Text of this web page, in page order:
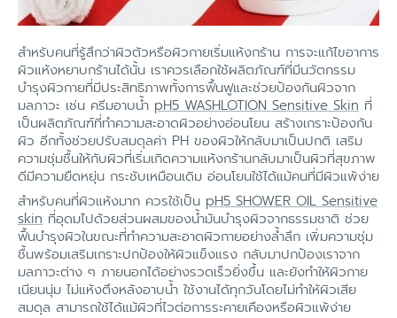
สำหรับคนที่รู้สึกว่าผิวตัวหรือผิวกายเริ่มแห้งกร้าน การจะแก้ไขอาการ
ผิวแห้งหยาบกร้านได้นั้น เราควรเลือกใช้ผลิตภัณฑ์ที่มีนวัตกรรม
บำรุงผิวกายที่มีประสิทธิภาพทั้งการฟื้นฟูและช่วยป้องกันผิวจาก
มลภาวะ เช่น ครีมอาบน้ำ pH5 WASHLOTION Sensitive Skin ที่
เป็นผลิตภัณฑ์ที่ทำความสะอาดผิวอย่างอ่อนโยน สร้างเกราะป้องกัน
ผิว อีกทั้งช่วยปรับสมดุลค่า PH ของผิวให้กลับมาเป็นปกติ เสริม
ความชุ่มชื้นให้กับผิวที่เริ่มเกิดความแห้งกร้านกลับมาเป็นผิวที่สุขภาพ
ดีมีความยืดหยุ่น กระชับเหมือนเดิม อ่อนโยนใช้ได้แม้คนที่มีผิวแพ้ง่าย
สำหรับคนที่ผิวแห้งมาก ควรใช้เป็น pH5 SHOWER OIL Sensitive
skin ที่อุดมไปด้วยส่วนผสมของน้ำมันบำรุงผิวจากธรรมชาติ ช่วย
ฟื้นบำรุงผิวในขณะที่ทำความสะอาดผิวกายอย่างล้ำลึก เพิ่มความชุ่ม
ชื้นพร้อมเสริมเกราะปกป้องให้ผิวแข็งแรง กลับมาปกป้องเราจาก
มลภาวะต่าง ๆ ภายนอกได้อย่างรวดเร็วยิ่งขึ้น และยังทำให้ผิวกาย
เนียนนุ่ม ไม่แห้งตึงหลังอาบน้ำ ใช้งานได้ทุกวันโดยไม่ทำให้ผิวเสีย
สมดุล สามารถใช้ได้แม้ผิวที่ไวต่อการระคายเคืองหรือผิวแพ้ง่าย